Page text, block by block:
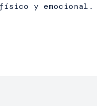
y emocional.